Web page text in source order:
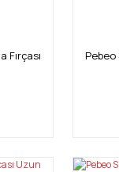
Pebeo